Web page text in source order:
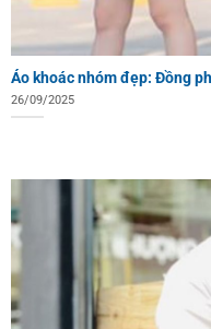
Áo khoác nhóm đẹp: Đồng
26/09/2025